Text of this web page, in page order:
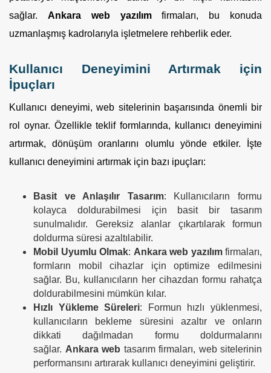
sağlar. Ankara web yazılımfirmaları, bu konuda
uzmanlaşmış kadrolarıyla işletmelere rehberlik eder.
Kullanıcı Deneyimini Artırmak için
İpuçları
Kullanıcı deneyimi, web sitelerinin başarısında önemli bir
rol oynar. Özellikle teklif formlarında, kullanıcı deneyimini
artırmak, dönüşüm oranlarını olumlu yönde etkiler. İşte
kullanıcı deneyimini artırmak için bazı ipuçları:
Basit ve Anlaşılır Tasarım: Kullanıcıların formu
kolayca doldurabilmesi için basit bir tasarım
sunulmalıdır. Gereksiz alanlar çıkartılarak formun
doldurma süresi azaltılabilir.
Mobil Uyumlu Olmak: Ankara web yazılımfirmaları,
formların mobil cihazlar için optimize edilmesini
sağlar. Bu, kullanıcıların her cihazdan formu rahatça
doldurabilmesini mümkün kılar.
Hızlı Yükleme Süreleri: Formun hızlı yüklenmesi,
kullanıcıların bekleme süresini azaltır ve onların
dikkati dağılmadan formu doldurmalarını
sağlar. Ankara web tasarım firmaları, web sitelerinin
performansını artırarak kullanıcı deneyimini geliştirir.